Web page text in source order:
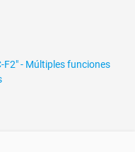
F2" - Múltiples funciones